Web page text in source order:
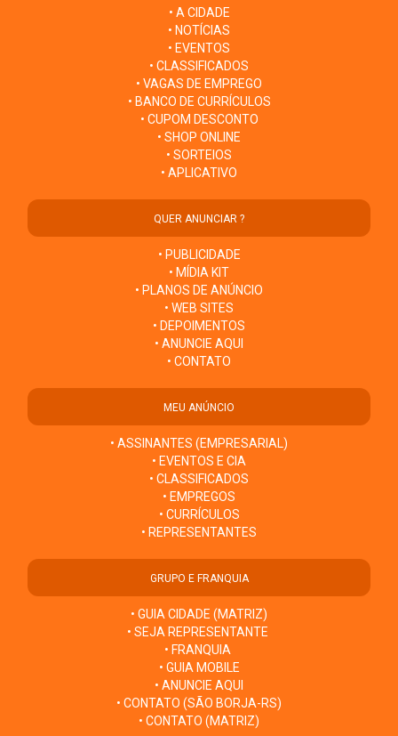
• A CIDADE
• NOTÍCIAS
• EVENTOS
• CLASSIFICADOS
• VAGAS DE EMPREGO
• BANCO DE CURRÍCULOS
• CUPOM DESCONTO
• SHOP ONLINE
• SORTEIOS
• APLICATIVO
QUER ANUNCIAR ?
• PUBLICIDADE
• MÍDIA KIT
• PLANOS DE ANÚNCIO
• WEB SITES
• DEPOIMENTOS
• ANUNCIE AQUI
• CONTATO
MEU ANÚNCIO
• ASSINANTES (EMPRESARIAL)
• EVENTOS E CIA
• CLASSIFICADOS
• EMPREGOS
• CURRÍCULOS
• REPRESENTANTES
GRUPO E FRANQUIA
• GUIA CIDADE (MATRIZ)
• SEJA REPRESENTANTE
• FRANQUIA
• GUIA MOBILE
• ANUNCIE AQUI
• CONTATO (SÃO BORJA-RS)
• CONTATO (MATRIZ)